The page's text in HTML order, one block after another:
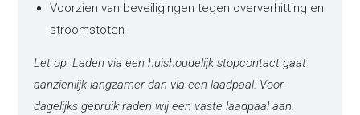
Voorzien van beveiligingen tegen oververhitting en
stroomstoten
Let op: Laden via een huishoudelijk stopcontact gaat
aanzienlijk langzamer dan via een laadpaal. Voor
dagelijks gebruik raden wij een vaste laadpaal aan.